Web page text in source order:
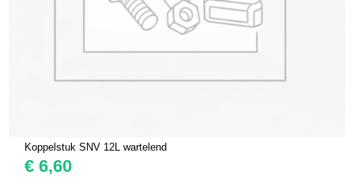
Koppelstuk SNV 12L wartelend
€ 6,60